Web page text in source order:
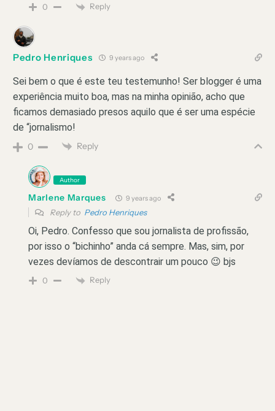
0 Reply
Pedro Henriques 9 years ago
Sei bem o que é este teu testemunho! Ser blogger é uma
experiência muito boa, mas na minha opinião, acho que
ficamos demasiado presos aquilo que é ser uma espécie
de “jornalismo!
0 Reply
Author
Marlene Marques 9 years ago
Reply to Pedro Henriques
Oi, Pedro. Confesso que sou jornalista de profissão,
por isso o “bichinho” anda cá sempre. Mas, sim, por
vezes devíamos de descontrair um pouco 😉 bjs
0 Reply